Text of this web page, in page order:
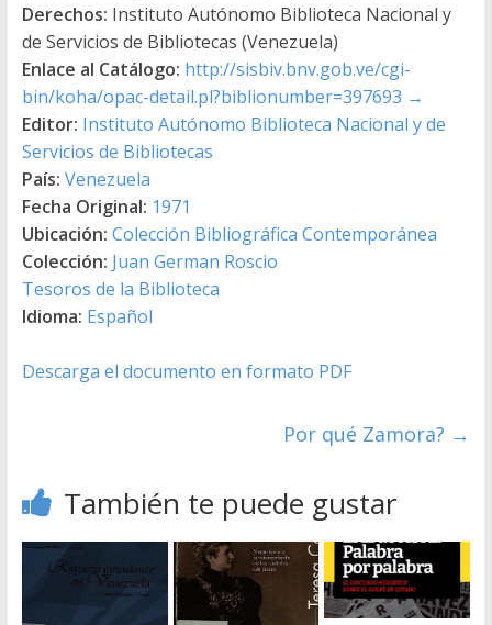
Derechos: Instituto Autónomo Biblioteca Nacional y
de Servicios de Bibliotecas (Venezuela)
Enlace al Catálogo: http://sisbiv.bnv.gob.ve/cgi-
bin/koha/opac-detail.pl?biblionumber=397693 →
Editor: Instituto Autónomo Biblioteca Nacional y de
Servicios de Bibliotecas
País: Venezuela
Fecha Original: 1971
Ubicación: Colección Bibliográfica Contemporánea
Colección: Juan German Roscio
Tesoros de la Biblioteca
Idioma: Español
Descarga el documento en formato PDF
Por qué Zamora? →
También te puede gustar